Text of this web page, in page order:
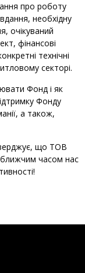
про роботу
необхідну
очікуваний
фінансові
технічні
секторі.
Фонд і як
Фонду
а також,
що ТОВ
часом нас